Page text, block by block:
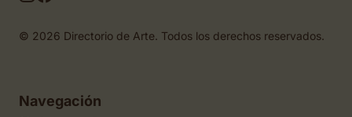
© 2026 Directorio de Arte. Todos los derechos reservados.
Navegación